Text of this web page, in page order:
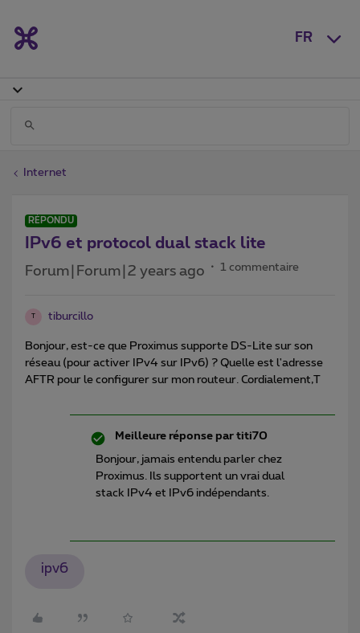
FR
Internet
RÉPONDU
IPv6 et protocol dual stack lite
Forum|Forum|2 years ago 1 commentaire
tiburcillo
Bonjour, est-ce que Proximus supporte DS-Lite sur son
réseau (pour activer IPv4 sur IPv6) ? Quelle est l'adresse
AFTR pour le configurer sur mon routeur. Cordialement,T
Meilleure réponse par titi70
Bonjour, jamais entendu parler chez
Proximus. Ils supportent un vrai dual
stack IPv4 et IPv6 indépendants.
ipv6